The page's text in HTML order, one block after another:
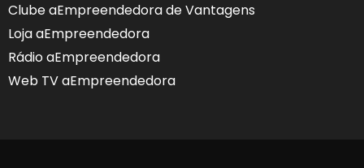
Clube aEmpreendedora de Vantagens
Loja aEmpreendedora
Rádio aEmpreendedora
Web TV aEmpreendedora